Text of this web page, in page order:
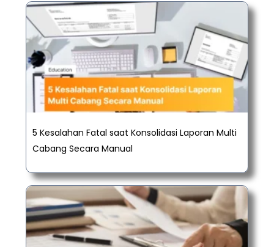
5 Kesalahan Fatal saat Konsolidasi Laporan Multi
Cabang Secara Manual